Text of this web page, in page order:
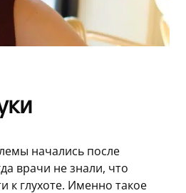
начались после
врачи не знали, что
к глухоте. Именно такое